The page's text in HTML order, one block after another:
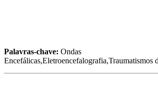
Palavras-chave: Ondas
Encefálicas,Eletroencefalografia,Traumatismos